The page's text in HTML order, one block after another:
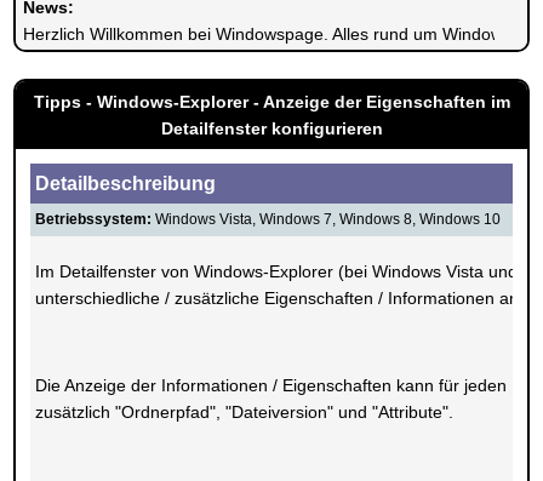
News:
Herzlich Willkommen bei Windowspage. Alles rund um Windows.
Tipps - Windows-Explorer - Anzeige der Eigenschaften im
Detailfenster konfigurieren
Detailbeschreibung
Betriebssystem: Windows Vista, Windows 7, Windows 8, Windows 10
Im Detailfenster von Windows-Explorer (bei Windows Vista und
unterschiedliche / zusätzliche Eigenschaften / Informationen
Die Anzeige der Informationen / Eigenschaften kann für jeden
zusätzlich "Ordnerpfad", "Dateiversion" und "Attribute".